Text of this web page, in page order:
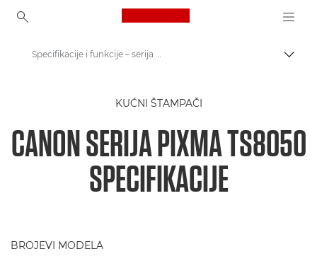
Canon Logo, back to
Serija PIXMA TS8050 - Štampači
Specifikacije i funkcije – serija Canon PIXMA TS8050
KUĆNI ŠTAMPAČI
CANON SERIJA PIXMA TS8050
SPECIFIKACIJE
BROJEVI MODELA